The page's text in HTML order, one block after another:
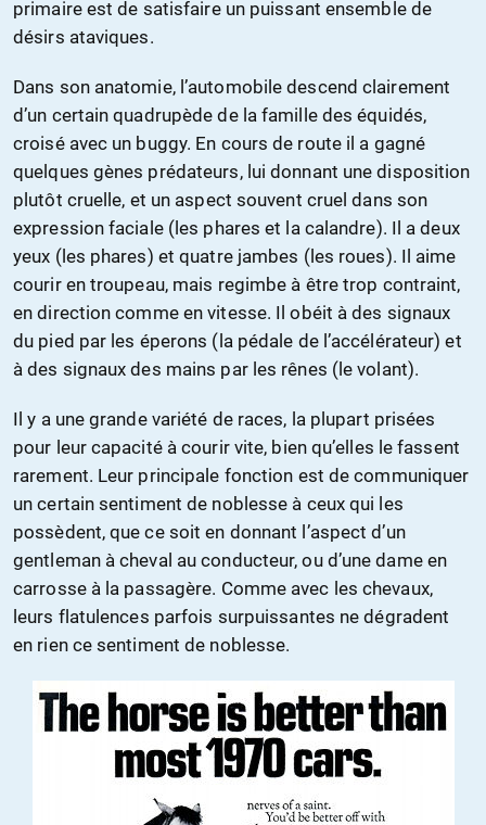
primaire est de satisfaire un puissant ensemble de
désirs ataviques.
Dans son anatomie, l’automobile descend clairement
d’un certain quadrupède de la famille des équidés,
croisé avec un buggy. En cours de route il a gagné
quelques gènes prédateurs, lui donnant une disposition
plutôt cruelle, et un aspect souvent cruel dans son
expression faciale (les phares et la calandre). Il a deux
yeux (les phares) et quatre jambes (les roues). Il aime
courir en troupeau, mais regimbe à être trop contraint,
en direction comme en vitesse. Il obéit à des signaux
du pied par les éperons (la pédale de l’accélérateur) et
à des signaux des mains par les rênes (le volant).
Il y a une grande variété de races, la plupart prisées
pour leur capacité à courir vite, bien qu’elles le fassent
rarement. Leur principale fonction est de communiquer
un certain sentiment de noblesse à ceux qui les
possèdent, que ce soit en donnant l’aspect d’un
gentleman à cheval au conducteur, ou d’une dame en
carrosse à la passagère. Comme avec les chevaux,
leurs flatulences parfois surpuissantes ne dégradent
en rien ce sentiment de noblesse.